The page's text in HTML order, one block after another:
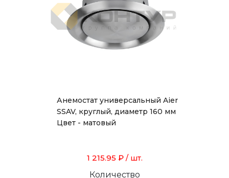
Анемостат универсальный Aier
SSAV, круглый, диаметр 160 мм
Цвет - матовый
1 215.95 ₽ / шт.
Количество